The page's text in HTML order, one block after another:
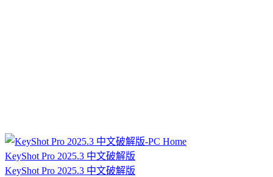
KeyShot Pro 2025.3 中文破解版
KeyShot Pro 2025.3 中文破解版